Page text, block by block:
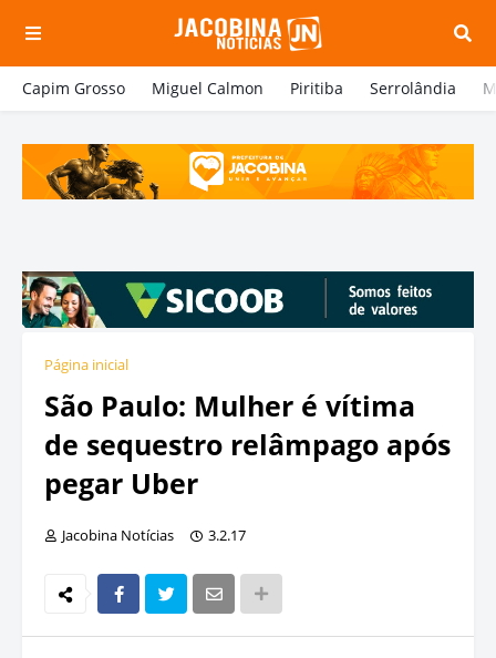
Capim Grosso Miguel Calmon Piritiba Serrolândia
Página inicial
São Paulo: Mulher é vítima
de sequestro relâmpago após
pegar Uber
Jacobina Notícias 3.2.17